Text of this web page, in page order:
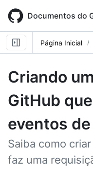
main
content
Documentos do
Página Inicial
Criando
GitHub
eventos
Saiba como
faz uma